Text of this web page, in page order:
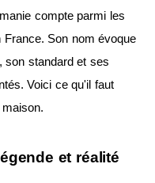
compte parmi les
Son nom évoque
son standard et ses
Voici ce qu'il faut
et réalité